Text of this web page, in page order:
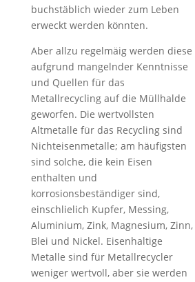
buchstäblich wieder zum Leben
erweckt werden könnten.
Aber allzu regelmäig werden diese
aufgrund mangelnder Kenntnisse
und Quellen für das
Metallrecycling auf die Müllhalde
geworfen. Die wertvollsten
Altmetalle für das Recycling sind
Nichteisenmetalle; am häufigsten
sind solche, die kein Eisen
enthalten und
korrosionsbeständiger sind,
einschlielich Kupfer, Messing,
Aluminium, Zink, Magnesium, Zinn,
Blei und Nickel. Eisenhaltige
Metalle sind für Metallrecycler
weniger wertvoll, aber sie werden